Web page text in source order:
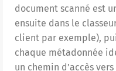
document scanné est
ensuite dans le
client par exemple),
chaque métadonnée
un chemin d’accès